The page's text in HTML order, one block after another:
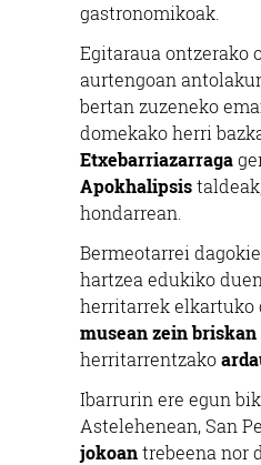
gastronomikoak.
Egitaraua ontzerako
aurtengoan
bertan zuzeneko
domekako herri
Etxebarriazarraga
Apokhalipsis
hondarrean.
Bermeotarrei
hartzea edukiko
herritarrek elkartuko
musean zein briskan
herritarrentzako
Ibarrurin ere egun
Astelehenean, San
jokoantrebeena nor